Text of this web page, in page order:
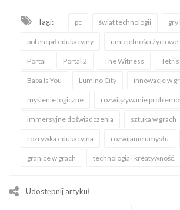
Tagi: pc świat technologii
potencjał edukacyjny umiejętności życiowe
Portal Portal 2 The Witness
Baba Is You Lumino City innowacje w
myślenie logiczne rozwiązywanie
immersyjne doświadczenia sztuka w grach
rozrywka edukacyjna rozwijanie umysłu
granice w grach technologia i kreatywność.
Udostępnij artykuł